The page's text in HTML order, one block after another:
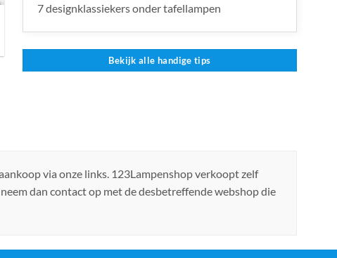
7 designklassiekers onder tafellampen
Bekijk alle handige tips
via onze links. 123Lampenshop verkoopt zelf
dan contact op met de desbetreffende webshop die